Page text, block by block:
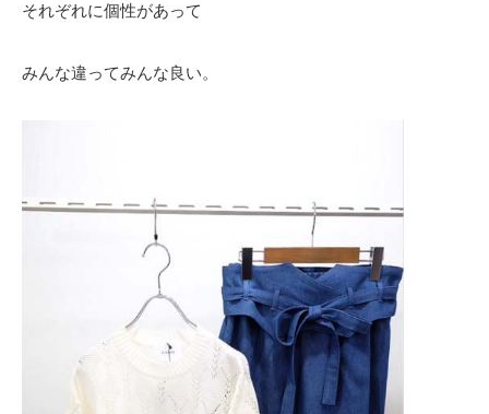
それぞれに個性があって
みんな違ってみんな良い。